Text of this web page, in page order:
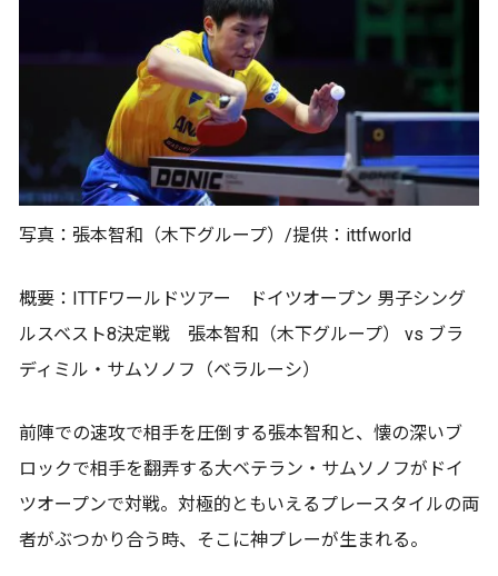
写真：張本智和（木下グループ）/提供：ittfworld
概要：ITTFワールドツアー ドイツオープン 男子シング
ルスベスト8決定戦 張本智和（木下グループ） vs ブラ
ディミル・サムソノフ（ベラルーシ）
前陣での速攻で相手を圧倒する張本智和と、懐の深いブ
ロックで相手を翻弄する大ベテラン・サムソノフがドイ
ツオープンで対戦。対極的ともいえるプレースタイルの両
者がぶつかり合う時、そこに神プレーが生まれる。